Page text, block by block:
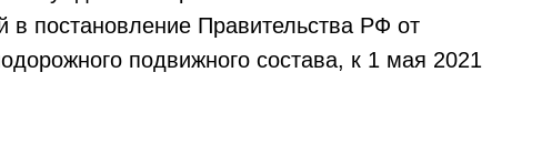
постановление Правительства РФ от
подвижного состава, к 1 мая 2021